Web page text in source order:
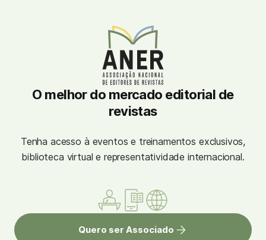
O melhor do mercado editorial de
revistas
Tenha acesso à eventos e treinamentos exclusivos,
biblioteca virtual e representatividade internacional.
Quero ser Associado